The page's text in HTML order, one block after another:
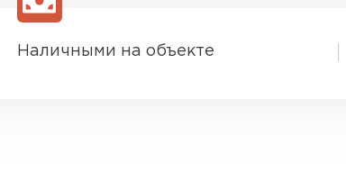
Наличными на объекте